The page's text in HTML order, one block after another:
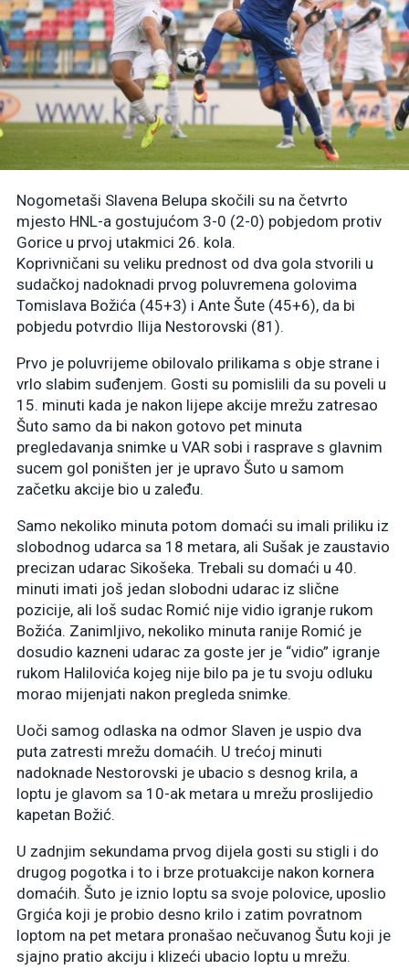
Nogometaši Slavena Belupa skočili su na četvrto
mjesto HNL-a gostujućom 3-0 (2-0) pobjedom protiv
Gorice u prvoj utakmici 26. kola.
Koprivničani su veliku prednost od dva gola stvorili u
sudačkoj nadoknadi prvog poluvremena golovima
Tomislava Božića (45+3) i Ante Šute (45+6), da bi
pobjedu potvrdio Ilija Nestorovski (81).
Prvo je poluvrijeme obilovalo prilikama s obje strane i
vrlo slabim suđenjem. Gosti su pomislili da su poveli u
15. minuti kada je nakon lijepe akcije mrežu zatresao
Šuto samo da bi nakon gotovo pet minuta
pregledavanja snimke u VAR sobi i rasprave s glavnim
sucem gol poništen jer je upravo Šuto u samom
začetku akcije bio u zaleđu.
Samo nekoliko minuta potom domaći su imali priliku iz
slobodnog udarca sa 18 metara, ali Sušak je zaustavio
precizan udarac Sikošeka. Trebali su domaći u 40.
minuti imati još jedan slobodni udarac iz slične
pozicije, ali loš sudac Romić nije vidio igranje rukom
Božića. Zanimljivo, nekoliko minuta ranije Romić je
dosudio kazneni udarac za goste jer je “vidio” igranje
rukom Halilovića kojeg nije bilo pa je tu svoju odluku
morao mijenjati nakon pregleda snimke.
Uoči samog odlaska na odmor Slaven je uspio dva
puta zatresti mrežu domaćih. U trećoj minuti
nadoknade Nestorovski je ubacio s desnog krila, a
loptu je glavom sa 10-ak metara u mrežu proslijedio
kapetan Božić.
U zadnjim sekundama prvog dijela gosti su stigli i do
drugog pogotka i to i brze protuakcije nakon kornera
domaćih. Šuto je iznio loptu sa svoje polovice, uposlio
Grgića koji je probio desno krilo i zatim povratnom
loptom na pet metara pronašao nečuvanog Šutu koji je
sjajno pratio akciju i klizeći ubacio loptu u mrežu.